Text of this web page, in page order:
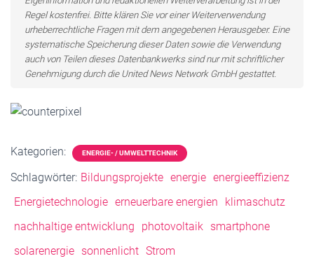
Regel kostenfrei. Bitte klären Sie vor einer Weiterverwendung
urheberrechtliche Fragen mit dem angegebenen Herausgeber. Eine
systematische Speicherung dieser Daten sowie die Verwendung
auch von Teilen dieses Datenbankwerks sind nur mit schriftlicher
Genehmigung durch die United News Network GmbH gestattet.
Kategorien: ENERGIE- / UMWELTTECHNIK
Schlagwörter: Bildungsprojekte energie energieeffizienz
Energietechnologie erneuerbare energien
klimaschutz
nachhaltige entwicklung
photovoltaik smartphone
solarenergie sonnenlicht Strom